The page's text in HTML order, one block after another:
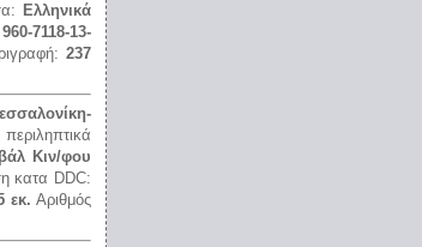
Ελληνικά
960-7118-13-
237
Κιν/φου
κατα DDC:
εκ. Αριθμός